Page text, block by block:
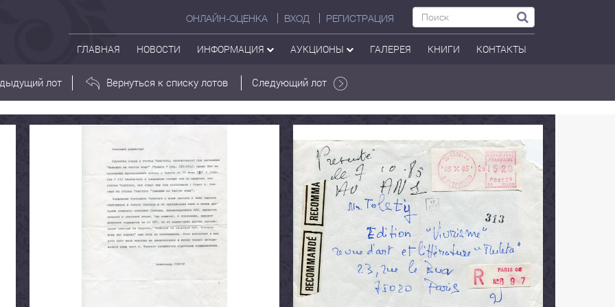
ОНЛАЙН-ОЦЕНКА ВХОД РЕГИСТРАЦИЯ
ГЛАВНАЯ НОВОСТИ ИНФОРМАЦИЯ АУКЦИОНЫ ГАЛЕРЕЯ КНИГИ КОНТАКТЫ
лот Вернуться к списку лотов Следующий лот